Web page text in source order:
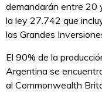
demandarán entre 20
la ley 27.742 que
las Grandes
El 90% de la
Argentina se
al Commonwealth